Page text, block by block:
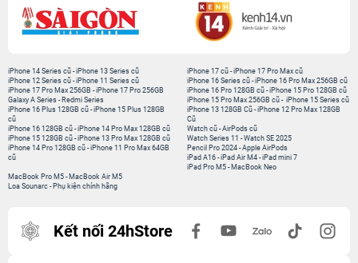
iPhone 14 Series cũ -iPhone 13 Series cũ
iPhone 12 Series cũ -iPhone 11 Series cũ
iPhone 17 Pro Max 256GB -iPhone 17 Pro 256GB
Galaxy A Series - Redmi Series
iPhone 17 cũ -iPhone 17 Pro Max cũ
iPhone 16 Series cũ - iPhone 16 Pro Max 256GB cũ
iPhone 16 Pro 128GB cũ -iPhone 15 Pro 128GB cũ
iPhone 15 Pro Max 256GB cũ - iPhone 15 Series cũ
iPhone 16 Plus 128GB cũ -iPhone 15 Plus 128GB
cũ
iPhone 16 128GB cũ -iPhone 14 Pro Max 128GB cũ
iPhone 15 128GB cũ -iPhone 13 Pro Max 128GB cũ
iPhone 14 Pro 128GB cũ -iPhone 11 Pro Max 64GB
cũ
iPhone 13 128GB Cũ -iPhone 12 Pro Max 128GB
Cũ
Watch cũ -AirPods cũ
Watch Series 11 -Watch SE 2025
Pencil Pro 2024 -Apple AirPods
iPad A16 -iPad Air M4 -iPad mini 7
iPad Pro M5 - MacBook Neo
MacBook Pro M5 - MacBook Air M5
Loa Sounarc - Phụ kiện chính hãng
Kết nối 24hStore